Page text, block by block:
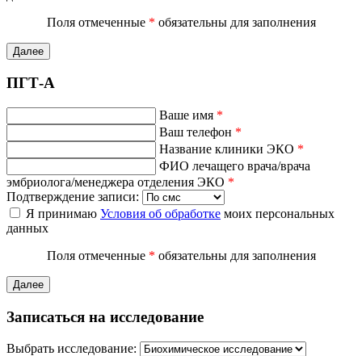
Поля отмеченные * обязательны для заполнения
Далее
ПГТ-А
Ваше имя *
Ваш телефон *
Название клиники ЭКО *
ФИО лечащего врача/врача
эмбриолога/менеджера отделения ЭКО *
Подтверждение записи:
Я принимаю Условия об обработке моих персональных
данных
Поля отмеченные * обязательны для заполнения
Далее
Записаться на исследование
Выбрать исследование: